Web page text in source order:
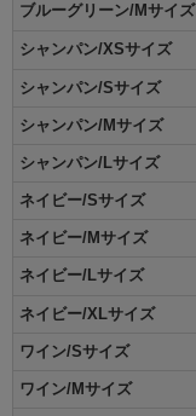
ブルーグリーン/Mサイズ
シャンパン/XSサイズ
シャンパン/Sサイズ
シャンパン/Mサイズ
シャンパン/Lサイズ
ネイビー/Sサイズ
ネイビー/Mサイズ
ネイビー/Lサイズ
ネイビー/XLサイズ
ワイン/Sサイズ
ワイン/Mサイズ